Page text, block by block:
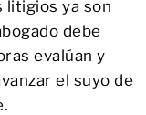
litigios ya son
debe
evalúan y
el suyo de